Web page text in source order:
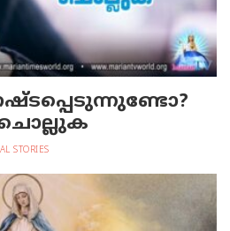
STORIES